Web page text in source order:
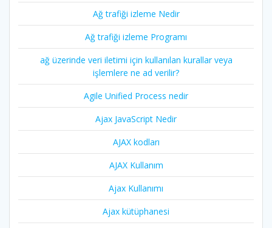
Ağ trafiği izleme Nedir
Ağ trafiği izleme Programı
ağ üzerinde veri iletimi için kullanılan kurallar veya
işlemlere ne ad verilir?
Agile Unified Process nedir
Ajax JavaScript Nedir
AJAX kodları
AJAX Kullanım
Ajax Kullanımı
Ajax kütüphanesi